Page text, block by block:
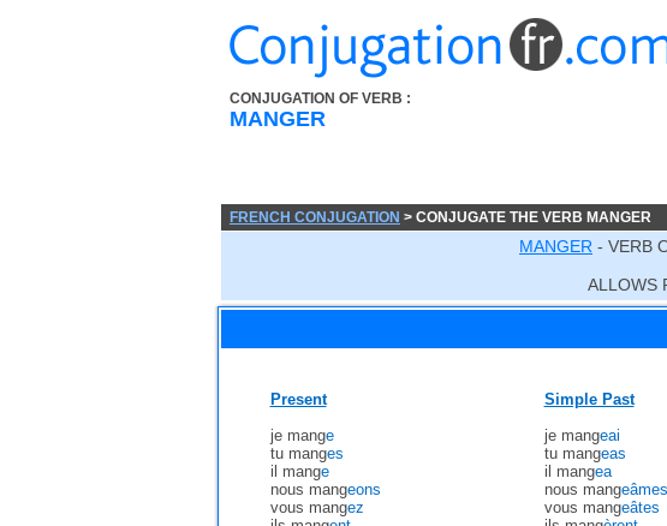
CONJUGATION OF VERB :
MANGER
FRENCH CONJUGATION > CONJUGATE THE VERB MANGER
MANGER - VERB
ALLOWS
Present
je mange
tu manges
il mange
nous mangeons
vous mangez
Simple Past
je mangeai
tu mangeas
il mangea
nous mangeâmes
vous mangeâtes